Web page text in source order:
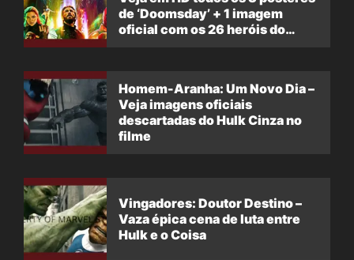
de ‘Doomsday’ + 1 imagem
oficial com os 26 heróis do
Homem-Aranha: Um Novo Dia –
Veja imagens oficiais
descartadas do Hulk Cinza no
filme
Vingadores: Doutor Destino –
Vaza épica cena de luta entre
Hulk e o Coisa